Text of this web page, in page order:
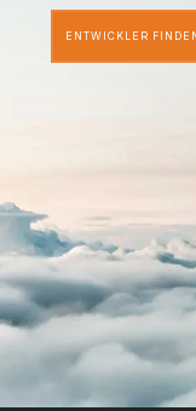
ENTWICKLER